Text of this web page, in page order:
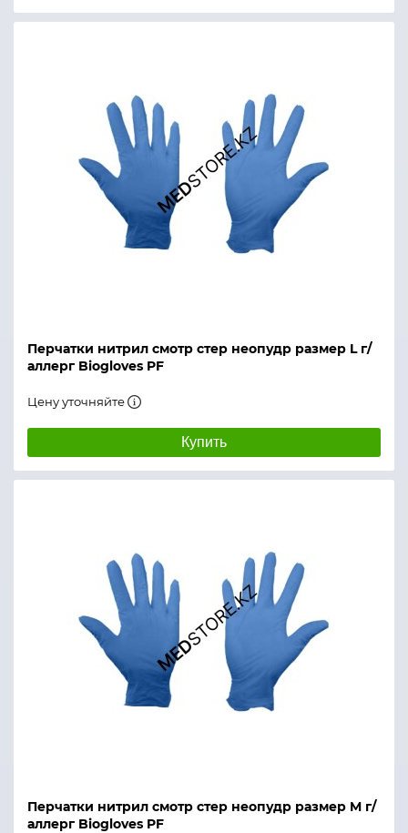
Перчатки нитрил смотр стер неопудр размер L г/
аллерг Biogloves PF
Цену уточняйте
Купить
Перчатки нитрил смотр стер неопудр размер M г/
аллерг Biogloves PF